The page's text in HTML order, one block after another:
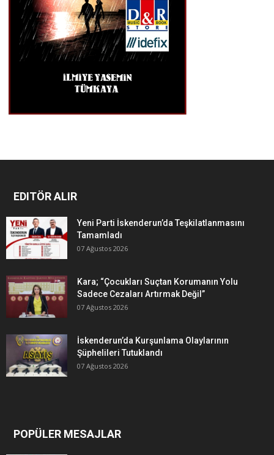
EDITÖR ALIR
Yeni Parti İskenderun’da Teşkilatlanmasını
Tamamladı
07 Ağustos 2026
Kara; “Çocukları Suçtan Korumanın Yolu
Sadece Cezaları Artırmak Değil”
07 Ağustos 2026
İskenderun’da Kurşunlama Olaylarının
Şüphelileri Tutuklandı
07 Ağustos 2026
POPÜLER MESAJLAR